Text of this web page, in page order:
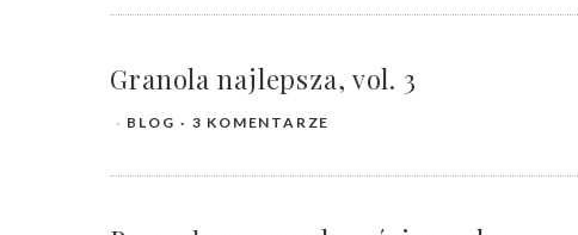
Granola najlepsza, vol. 3
BLOG 3 KOMENTARZE